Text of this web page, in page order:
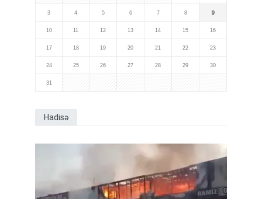
3 4 5 6 7 8 9
10 11 12 13 14 15 16
17 18 19 20 21 22 23
24 25 26 27 28 29 30
31
Hadisə